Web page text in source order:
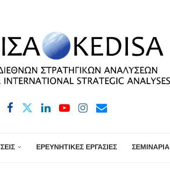
ΕΡΕΥΝΗΤΙΚΕΣ ΕΡΓΑΣΙΕΣ ΣΕΜΙΝΑΡΙΑ